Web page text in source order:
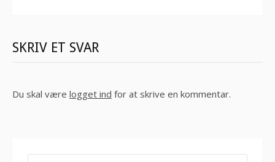
SKRIV ET SVAR
Du skal være logget ind for at skrive en kommentar.